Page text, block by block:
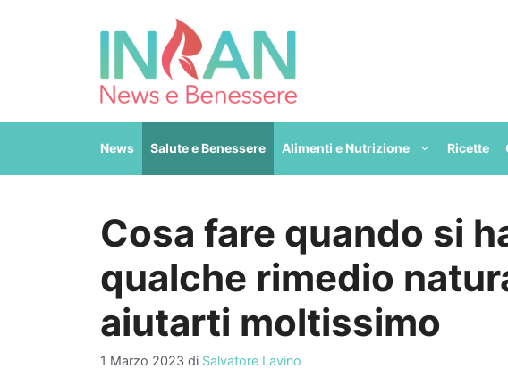
News Salute e Benessere Alimenti e Nutrizione Ricette
Cosa fare quando si
qualche rimedio
aiutarti moltissimo
1 Marzo 2023 di Salvatore Lavino